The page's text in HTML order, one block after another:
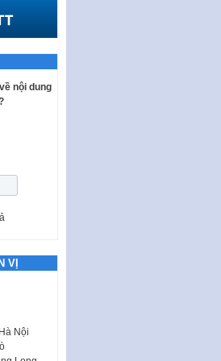
chế
trực
thành…
sách
hạ tầng,
số nội
lý
hành
phát
số giai
LÀM
HỢP
nội dung
VỊ
Nội